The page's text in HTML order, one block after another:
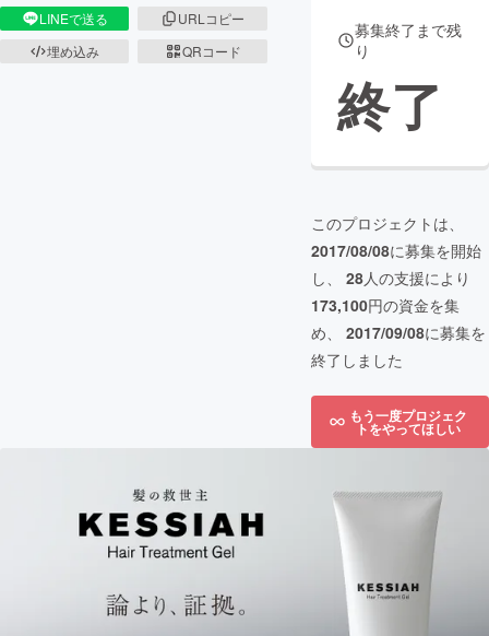
LINEで送る
URLコピー
埋め込み
QRコード
募集終了まで残
り
終了
このプロジェクトは、
2017/08/08に募集を開始
し、 28人の支援により
173,100円の資金を集
め、 2017/09/08に募集を
終了しました
もう一度プロジェク
トをやってほしい